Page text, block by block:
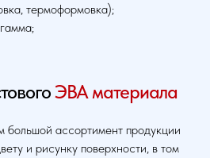
термоформовка);
ЭВА материала
ассортимент продукции
и рисунку поверхности, в том